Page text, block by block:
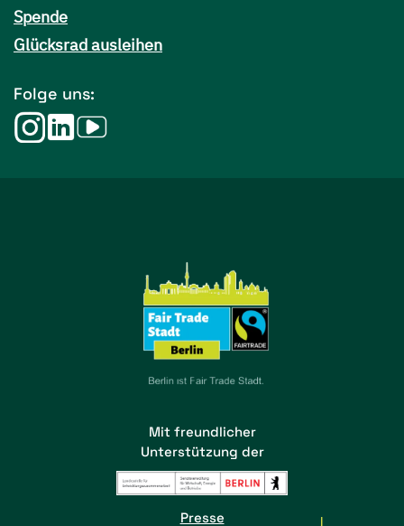
Spende
Glücksrad ausleihen
Folge uns:
Mit freundlicher
Unterstützung der
Presse